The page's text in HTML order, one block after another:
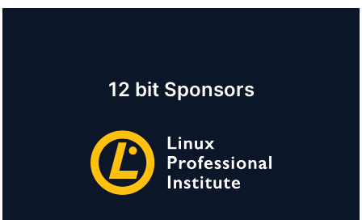
12 bit Sponsors